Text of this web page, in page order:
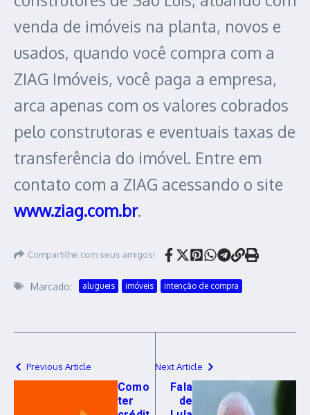
venda de imóveis na planta, novos e
usados, quando você compra com a
ZIAG Imóveis, você paga a empresa,
arca apenas com os valores cobrados
pelo construtoras e eventuais taxas de
transferência do imóvel. Entre em
contato com a ZIAG acessando o site
www.ziag.com.br.
Compartilhe com seus amigos!
Marcado: alugueis imóveis intenção de compra
Previous Article
Como
ter
Next Article
Fala
de